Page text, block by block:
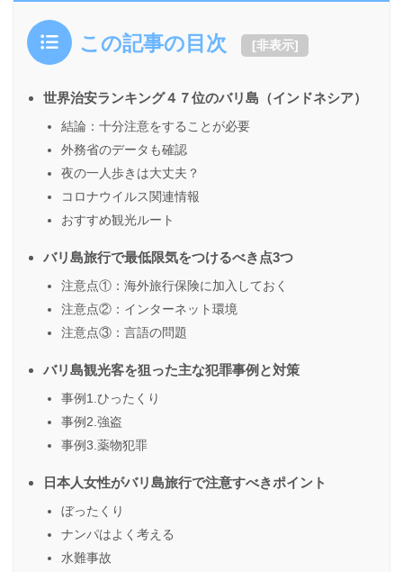
この記事の目次 [非表示]
世界治安ランキング４７位のバリ島（インドネシア）
結論：十分注意をすることが必要
外務省のデータも確認
夜の一人歩きは大丈夫？
コロナウイルス関連情報
おすすめ観光ルート
バリ島旅行で最低限気をつけるべき点3つ
注意点①：海外旅行保険に加入しておく
注意点②：インターネット環境
注意点③：言語の問題
バリ島観光客を狙った主な犯罪事例と対策
事例1.ひったくり
事例2.強盗
事例3.薬物犯罪
日本人女性がバリ島旅行で注意すべきポイント
ぼったくり
ナンパはよく考える
水難事故